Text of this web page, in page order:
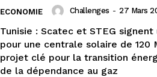
ECONOMIE Challenges - 27 Mars
Tunisie : Scatec et STEG
pour une centrale solaire de 120
projet clé pour la transition
de la dépendance au gaz